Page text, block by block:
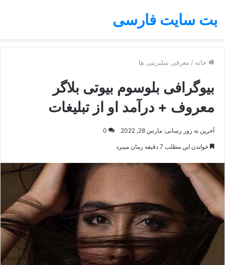
بت سایت فارسی
خانه / معرفی سلبریتی ها
بیوگرافی بلوسوم بیوتی بلاگر
معروف + درآمد او از تبلیغات
آخرین به روز رسانی: مارس 28, 2022 0
خواندن این مطلب 7 دقیقه زمان میبرد